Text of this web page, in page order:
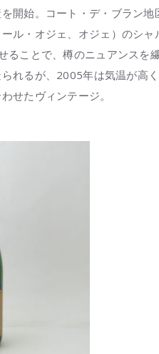
開始。コート・デ・ブラン
ル・オジェ、オジェ）のシ
ることで、樽のニュアンス
れるが、2005年は気温が高
せたヴィンテージ。